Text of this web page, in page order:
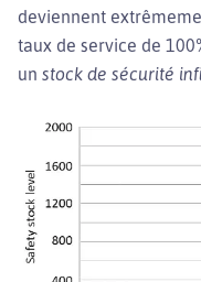
deviennent
taux de service de
un stock de sécurité